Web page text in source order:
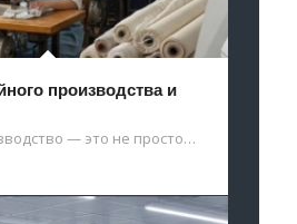
производства и
— это не просто…